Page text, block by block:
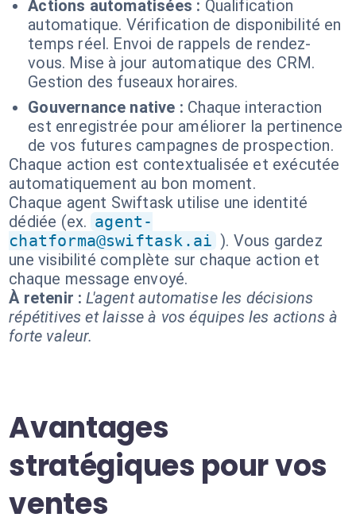
Actions automatisées : Qualification
automatique. Vérification de disponibilité en
temps réel. Envoi de rappels de rendez-
vous. Mise à jour automatique des CRM.
Gestion des fuseaux horaires.
Gouvernance native : Chaque interaction
est enregistrée pour améliorer la pertinence
de vos futures campagnes de prospection.
Chaque action est contextualisée et exécutée
automatiquement au bon moment.
Chaque agent Swiftask utilise une identité
dédiée (ex. agent-
chatforma@swiftask.ai ). Vous gardez
une visibilité complète sur chaque action et
chaque message envoyé.
À retenir : L'agent automatise les décisions
répétitives et laisse à vos équipes les actions à
forte valeur.
Avantages
stratégiques pour vos
ventes